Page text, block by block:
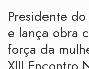
Presidente
e lança obra
força da